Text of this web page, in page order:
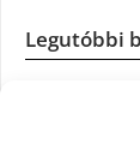
Legutóbbi
Casco